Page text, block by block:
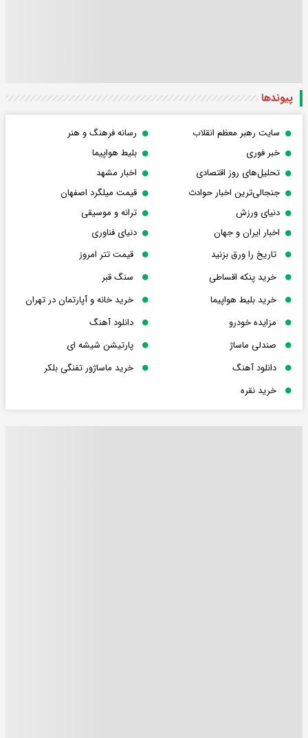
پیوندها
سایت رهبر معظم انقلاب
رسانه فرهنگ و هنر
خبر فوری
بلیط هواپیما
تحلیل‌های روز اقتصادی
اخبار مشهد
جنجالی‌ترین اخبار حوادث
قیمت میلگرد اصفهان
دنیای ورزش
ترانه و موسیقی
اخبار ایران و جهان
دنیای فناوری
تاریخ را ورق بزنید
قیمت تتر امروز
خرید پنکه اقساطی
سنگ قبر
خرید بلیط هواپیما
خرید خانه و آپارتمان در تهران
مزایده خودرو
دانلود آهنگ
صندلی ماساژ
پارتیشن شیشه ای
دانلود آهنگ
خرید ماساژور تفنگی بلکر
خرید نقره